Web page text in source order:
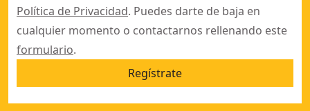
Política de Privacidad. Puedes darte de baja en
cualquier momento o contactarnos rellenando este
formulario.
Regístrate